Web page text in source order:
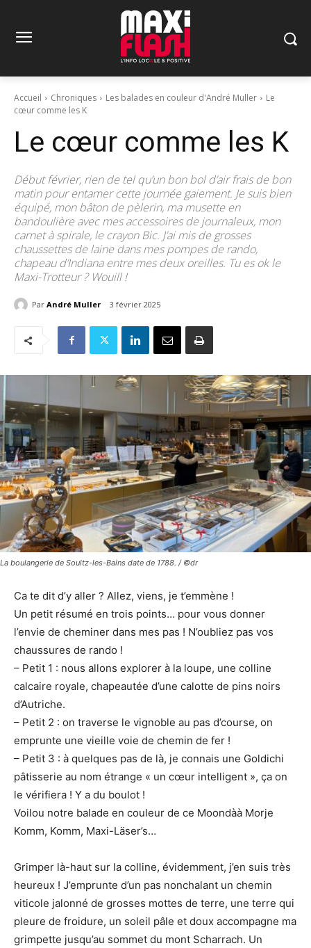
Accueil Chroniques Les balades en couleur d'André Muller
Le
cœur comme les K
Le cœur comme les K
Début février, rien de tel qu’un bon bol d’air frais de bon
matin pour entamer cette journée gaiement. Je suis bien
équipé, mon bâton de pèlerin, ma musette en
bandoulière avec mes accessoires de journaleux, mon
carnet à spirale, le crayon Bic. J’ai mis de grosses
chaussettes de laine dans mes pompes de rando,
chapeau d’Indiana entre mes deux oreilles. Tu es ok le
Maxi-Trotteur ? Wouill !
Par André Muller 3 février 2025
La boulangerie de Soultz-les-Bains date de 1788. / ©dr
Ca te dit d’y aller ? Allez, viens, je t’emmène !
Un petit résumé en trois points… pour vous donner
l’envie de cheminer dans mes pas ! N’oubliez pas vos
chaussures de rando !
– Petit 1 : nous allons explorer à la loupe, une colline
calcaire royale, chapeautée d’une calotte de pins noirs
d’Autriche.
– Petit 2 : on traverse le vignoble au pas d’course, on
emprunte une vieille voie de chemin de fer !
– Petit 3 : à quelques pas de là, je connais une Goldichi
pâtisserie au nom étrange « un cœur intelligent », ça on
le vérifiera ! Y a du boulot !
Voilou notre balade en couleur de ce Moondàà Morje
Komm, Komm, Maxi-Läser’s…
Grimper là-haut sur la colline, évidemment, j’en suis très
heureux ! J’emprunte d’un pas nonchalant un chemin
viticole jalonné de grosses mottes de terre, une terre qui
pleure de froidure, un soleil pâle et doux accompagne ma
grimpette jusqu’au sommet du mont Scharrach. Un